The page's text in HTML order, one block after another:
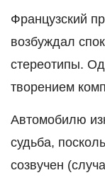
Французский
возбуждал
стереотипы.
творением
Автомобилю
судьба,
созвучен